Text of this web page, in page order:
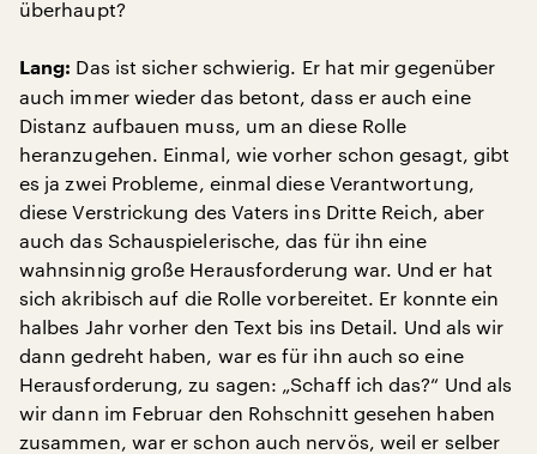
überhaupt?
Lang: Das ist sicher schwierig. Er hat mir gegenüber
auch immer wieder das betont, dass er auch eine
Distanz aufbauen muss, um an diese Rolle
heranzugehen. Einmal, wie vorher schon gesagt, gibt
es ja zwei Probleme, einmal diese Verantwortung,
diese Verstrickung des Vaters ins Dritte Reich, aber
auch das Schauspielerische, das für ihn eine
wahnsinnig große Herausforderung war. Und er hat
sich akribisch auf die Rolle vorbereitet. Er konnte ein
halbes Jahr vorher den Text bis ins Detail. Und als wir
dann gedreht haben, war es für ihn auch so eine
Herausforderung, zu sagen: „Schaff ich das?“ Und als
wir dann im Februar den Rohschnitt gesehen haben
zusammen, war er schon auch nervös, weil er selber